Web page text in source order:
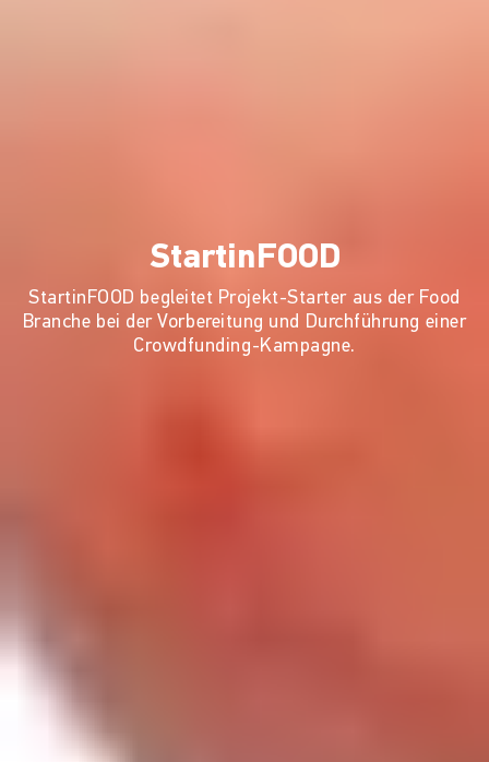
StartinFOOD
StartinFOOD begleitet Projekt-Starter aus der Food
Branche bei der Vorbereitung und Durchführung einer
Crowdfunding-Kampagne.